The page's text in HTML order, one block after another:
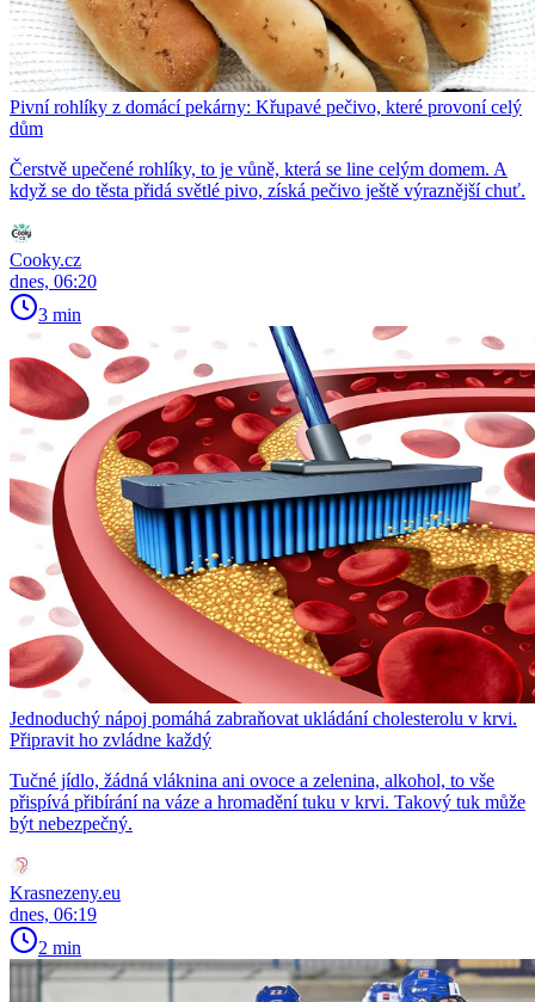
Pivní rohlíky z domácí pekárny: Křupavé pečivo, které provoní celý
dům
Čerstvě upečené rohlíky, to je vůně, která se line celým domem. A
když se do těsta přidá světlé pivo, získá pečivo ještě výraznější chuť.
Cooky.cz
dnes, 06:20
3 min
Jednoduchý nápoj pomáhá zabraňovat ukládání cholesterolu v krvi.
Připravit ho zvládne každý
Tučné jídlo, žádná vláknina ani ovoce a zelenina, alkohol, to vše
přispívá přibírání na váze a hromadění tuku v krvi. Takový tuk může
být nebezpečný.
Krasnezeny.eu
dnes, 06:19
2 min